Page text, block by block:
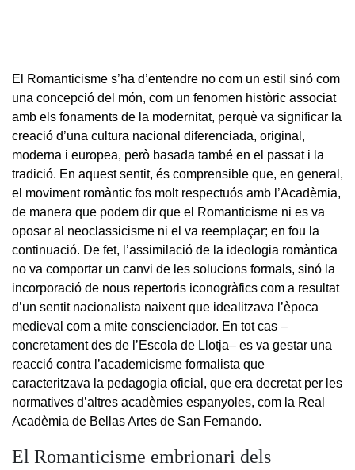
El Romanticisme s’ha d’entendre no com un estil sinó com
una concepció del món, com un fenomen històric associat
amb els fonaments de la modernitat, perquè va significar la
creació d’una cultura nacional diferenciada, original,
moderna i europea, però basada també en el passat i la
tradició. En aquest sentit, és comprensible que, en general,
el moviment romàntic fos molt respectuós amb l’Acadèmia,
de manera que podem dir que el Romanticisme ni es va
oposar al neoclassicisme ni el va reemplaçar; en fou la
continuació. De fet, l’assimilació de la ideologia romàntica
no va comportar un canvi de les solucions formals, sinó la
incorporació de nous repertoris iconogràfics com a resultat
d’un sentit nacionalista naixent que idealitzava l’època
medieval com a mite conscienciador. En tot cas –
concretament des de l’Escola de Llotja– es va gestar una
reacció contra l’academicisme formalista que
caracteritzava la pedagogia oficial, que era decretat per les
normatives d’altres acadèmies espanyoles, com la Real
Acadèmia de Bellas Artes de San Fernando.
El Romanticisme embrionari dels